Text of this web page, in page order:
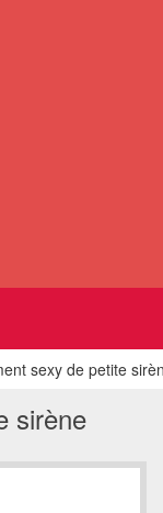
sexy de petite
sirène